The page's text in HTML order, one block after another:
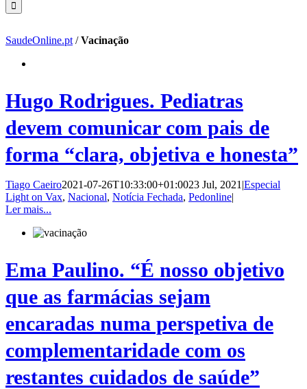
SaudeOnline.pt /Vacinação
Hugo Rodrigues. Pediatras
devem comunicar com pais de
forma “clara, objetiva e honesta”
Tiago Caeiro2021-07-26T10:33:00+01:0023 Jul, 2021 |Especial
Light on Vax, Nacional, Notícia Fechada, Pedonline|
Ler mais...
Ema Paulino. “É nosso objetivo
que as farmácias sejam
encaradas numa perspetiva de
complementaridade com os
restantes cuidados de saúde”